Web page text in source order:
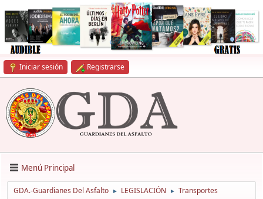
Iniciar sesión Registrarse
Menú Principal
GDA.-Guardianes Del Asfalto ► LEGISLACIÓN ► Transportes